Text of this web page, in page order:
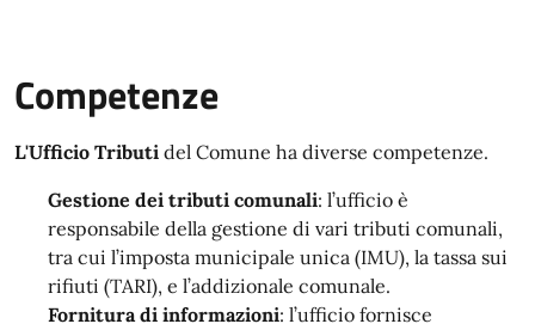
Competenze
L'Ufficio Tributi del Comune ha diverse competenze.
Gestione dei tributi comunali: l’ufficio è
responsabile della gestione di vari tributi comunali,
tra cui l’imposta municipale unica (IMU), la tassa sui
rifiuti (TARI), e l’addizionale comunale.
Fornitura di informazioni: l’ufficio fornisce